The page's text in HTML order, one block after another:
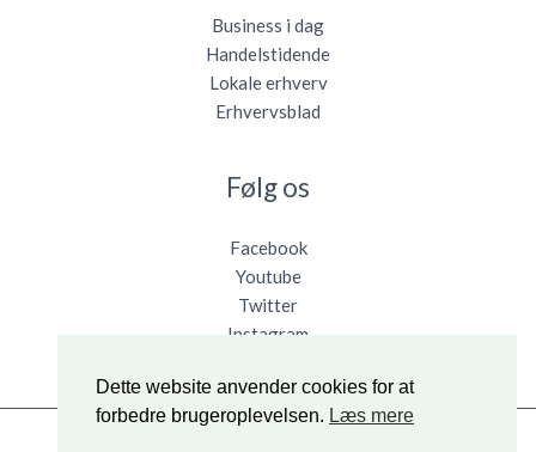
Business i dag
Handelstidende
Lokale erhverv
Erhvervsblad
Følg os
Facebook
Youtube
Twitter
Instagram
Dette website anvender cookies for at
forbedre brugeroplevelsen. Læs mere